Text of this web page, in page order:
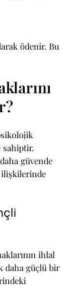
ödenir. Bu
sahiptir.
güvende
ilişkilerinde
ihlal
daha güçlü bir